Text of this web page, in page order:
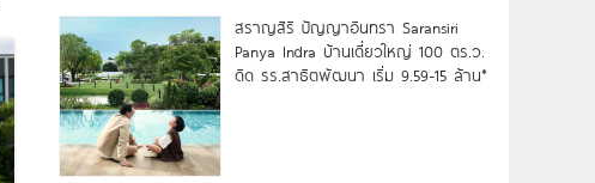
สราญสิริ ปัญญาอินทรา Saransiri
Panya Indra บ้านเดี่ยวใหญ่ 100 ตร.ว.
ดิด รร.สาธิตพัฒนา เริ่ม 9.59-15 ล้าน*